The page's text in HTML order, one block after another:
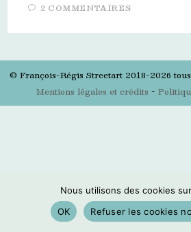
2 COMMENTAIRES
© François-Régis Streetart 2018-2026
Mentions légales et crédits -
Nous utilisons des cookies
OK
Refuser les cookies